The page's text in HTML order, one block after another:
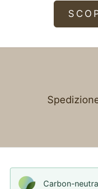
Carbon-